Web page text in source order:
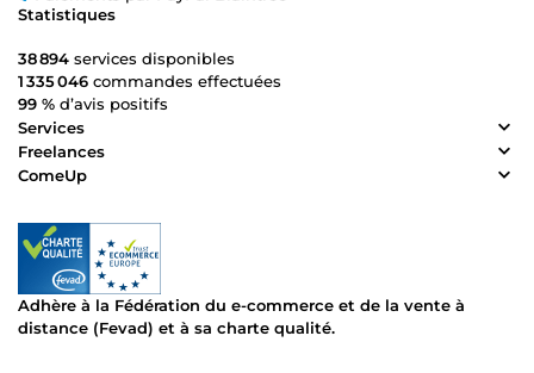
Statistiques
38 894 services disponibles
1 335 046 commandes effectuées
99 % d’avis positifs
Services
Freelances
ComeUp
Adhère à la Fédération du e-commerce et de la vente à
distance (Fevad) et à sa charte qualité.